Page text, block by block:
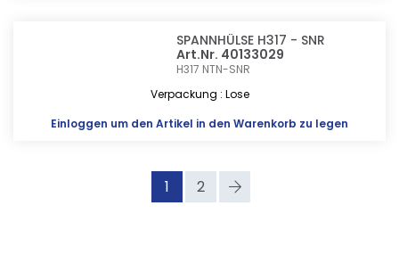
SPANNHÜLSE H317 - SNR
Art.Nr. 40133029
H317 NTN-SNR
Verpackung : Lose
Einloggen um den Artikel in den Warenkorb zu legen
1 2